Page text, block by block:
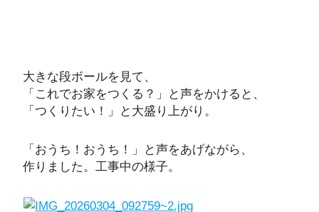
大きな段ボールを見て、
「これでお家をつくる？」と声をかけると、
「つくりたい！」と大盛り上がり。
「おうち！おうち！」と声をあげながら、
作りました。工事中の様子。